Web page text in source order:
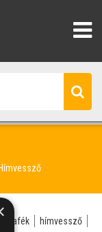
Hímvessző
hímvessző